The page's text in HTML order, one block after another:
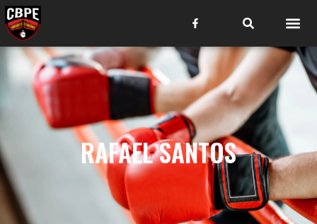
RAFAEL SANTOS